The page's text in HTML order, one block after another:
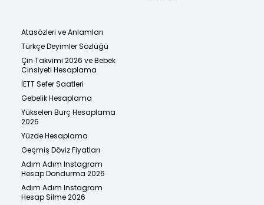
Atasözleri ve Anlamları
Türkçe Deyimler Sözlüğü
Çin Takvimi 2026 ve Bebek
Cinsiyeti Hesaplama
İETT Sefer Saatleri
Gebelik Hesaplama
Yükselen Burç Hesaplama
2026
Yüzde Hesaplama
Geçmiş Döviz Fiyatları
Adım Adım Instagram
Hesap Dondurma 2026
Adım Adım Instagram
Hesap Silme 2026